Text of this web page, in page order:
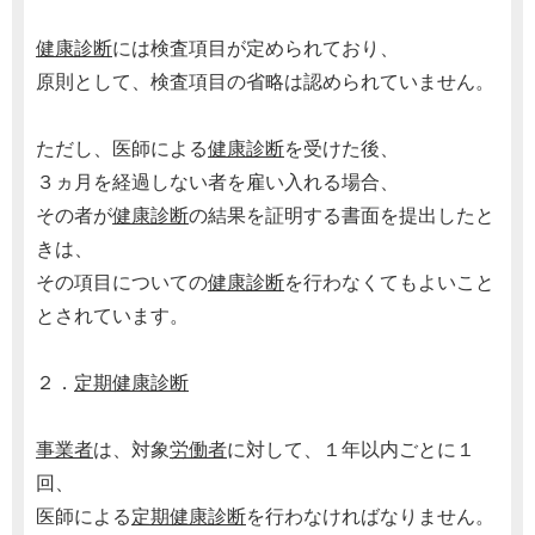
健康診断には検査項目が定められており、
原則として、検査項目の省略は認められていません。
ただし、医師による健康診断を受けた後、
３ヵ月を経過しない者を雇い入れる場合、
その者が健康診断の結果を証明する書面を提出したと
きは、
その項目についての健康診断を行わなくてもよいこと
とされています。
２． 定期健康診断
事業者は、対象労働者に対して、１年以内ごとに１
回、
医師による定期健康診断を行わなければなりません。